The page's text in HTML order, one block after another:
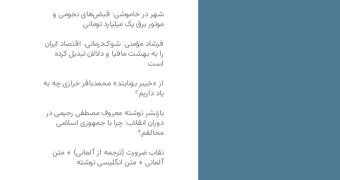
شهر در خاموشی؛ قبض‌های نجومی و
موتور برق یک میلیارد تومانی
فرشاد مؤمنی: شوک‌درمانی، اقتصاد ایران
را به بهشت مافیا و دلالان تبدیل کرده
است
از «خیبر یونایتد» محمدباقر خرازی چه به
یاد داریم؟
بازنشر نوشته معروف مصطفی رحیمی در
دوران انقلاب: چرا با جمهوری اسلامی
مخالفم؟
نقاب ضرورت (ترجمه از آلمانی) + متن
آلمانی + متن انگلیسی نوشته